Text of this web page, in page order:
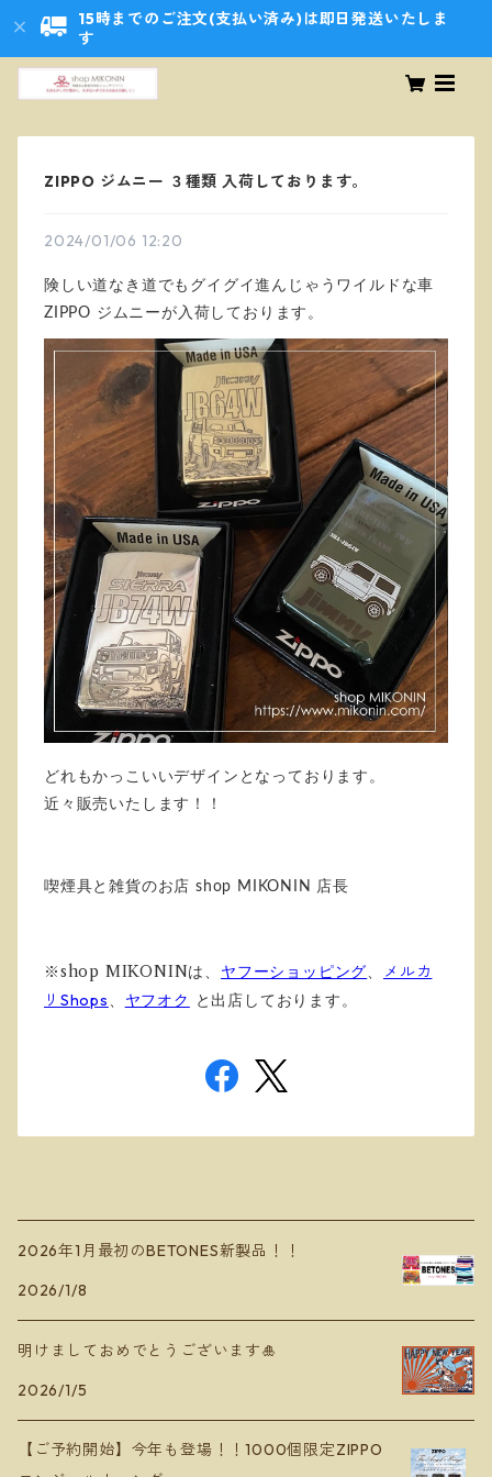
15時までのご注文(支払い済み)は即日発送いたしま
す
ZIPPO ジムニー ３種類 入荷しております。
2024/01/06 12:20
険しい道なき道でもグイグイ進んじゃうワイルドな車
ZIPPO ジムニーが入荷しております。
どれもかっこいいデザインとなっております。
近々販売いたします！！
喫煙具と雑貨のお店 shop MIKONIN 店長
※shop MIKONINは、 ヤフーショッピング、
メルカ
リShops、 ヤフオク と出店しております。
2026年1月最初のBETONES新製品！！
2026/1/8
明けましておめでとうございます🎍
2026/1/5
【ご予約開始】今年も登場！！1000個限定ZIPPO